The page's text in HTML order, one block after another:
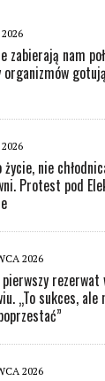
zabierają nam
życie, nie
Protest pod
2026
pierwszy rezerwat
„To sukces, ale
2026